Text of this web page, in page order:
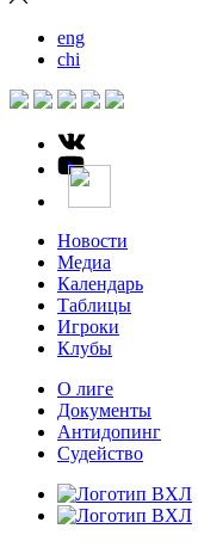
eng
chi
Новости
Медиа
Календарь
Таблицы
Игроки
Клубы
О лиге
Документы
Антидопинг
Судейство